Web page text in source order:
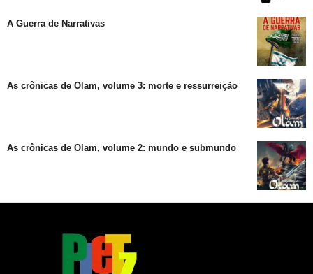
A Guerra de Narrativas
As crônicas de Olam, volume 3: morte e ressurreição
As crônicas de Olam, volume 2: mundo e submundo